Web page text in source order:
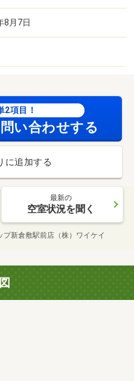
8月7日
2項目！
い合わせする
に追加する
最新の
空室状況を聞く
プ新倉敷駅前店（株）ワイケイ